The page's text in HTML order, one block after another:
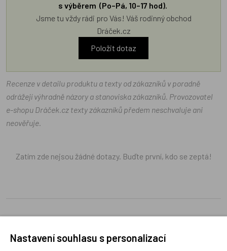
s výběrem (Po–Pá, 10–17 hod).
Jsme tu vždy rádi pro Vás! Váš rodinný obchod
Dráček.cz
Položit dotaz
Recenze v detailu produktu a texty od zákazníků v poradně
odrážejí výhradně názory a stanoviska zákazníků. Provozovatel
e-shopu Dráček.cz texty zákazníků předem neschvaluje ani
neověřuje.
Zatím zde nejsou žádné dotazy. Buďte první, kdo se zeptá!
Recenze
Nastavení souhlasu s personalizací